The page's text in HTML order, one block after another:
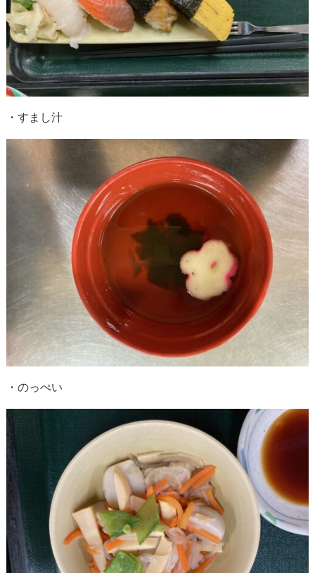
・すまし汁
・のっぺい